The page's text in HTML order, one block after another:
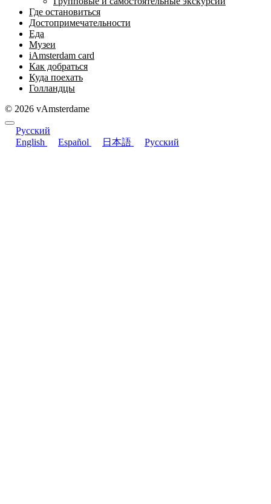
Где остановиться
Достопримечательности
Еда
Музеи
iAmsterdam card
Как добраться
Куда поехать
Голландцы
© 2026 vAmsterdame
Русский
English
Español 日本語 Русский